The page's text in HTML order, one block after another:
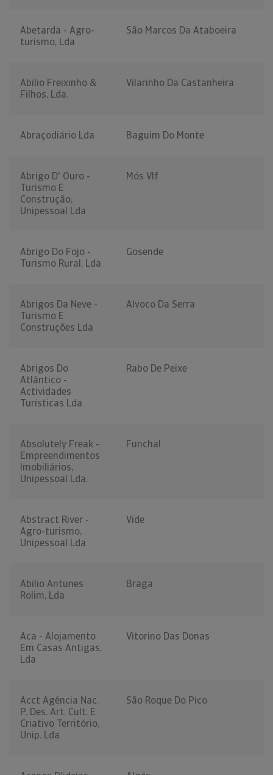
Abetarda - Agro-
turismo, Lda
São Marcos Da Ataboeira
Abilio Freixinho &
Filhos, Lda.
Vilarinho Da Castanheira
Abraçodiário Lda Baguim Do Monte
Abrigo D' Ouro -
Turismo E
Construção,
Unipessoal Lda
Mós Vlf
Abrigo Do Fojo -
Turismo Rural, Lda
Gosende
Abrigos Da Neve -
Turismo E
Construções Lda
Alvoco Da Serra
Abrigos Do
Atlântico -
Actividades
Turísticas Lda
Rabo De Peixe
Absolutely Freak -
Empreendimentos
Imobiliários,
Unipessoal Lda.
Funchal
Abstract River -
Agro-turismo,
Unipessoal Lda
Vide
Abílio Antunes
Rolim, Lda
Braga
Aca - Alojamento
Em Casas Antigas,
Lda
Vitorino Das Donas
Acct Agência Nac.
P. Des. Art. Cult. E
Criativo Território,
Unip. Lda
São Roque Do Pico